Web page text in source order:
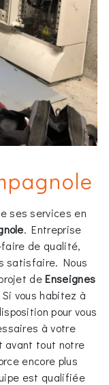
ses services en
. Entreprise
faire de qualité,
satisfaire. Nous
deEnseignes
vous habitez à
pour vous
à votre
avant tout notre
encore plus
est qualifiée